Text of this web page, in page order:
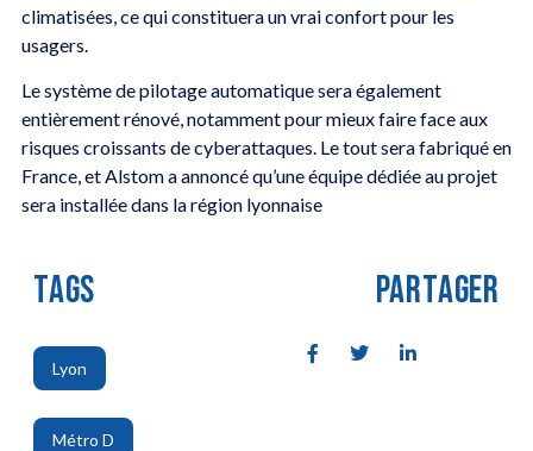
climatisées, ce qui constituera un vrai confort pour les
usagers.
Le système de pilotage automatique sera également
entièrement rénové, notamment pour mieux faire face aux
risques croissants de cyberattaques. Le tout sera fabriqué en
France, et Alstom a annoncé qu’une équipe dédiée au projet
sera installée dans la région lyonnaise
TAGS
Lyon
,
Métro D
PARTAGER